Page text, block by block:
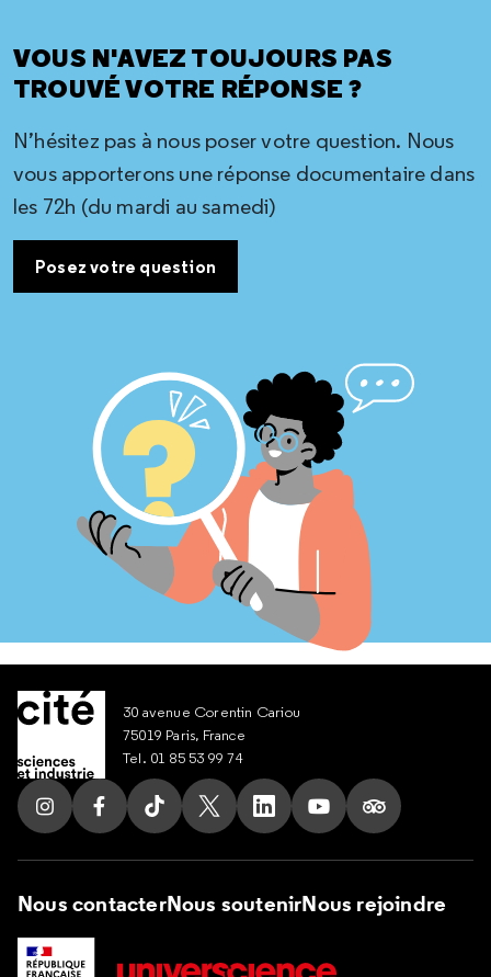
VOUS N'AVEZ TOUJOURS PAS
TROUVÉ VOTRE RÉPONSE ?
N’hésitez pas à nous poser votre question. Nous
vous apporterons une réponse documentaire dans
les 72h (du mardi au samedi)
Posez votre question
30 avenue Corentin Cariou
75019 Paris, France
Tel. 01 85 53 99 74
Suivez nous sur Instagram
Suivez nous sur Facebook
Suivez nous sur Tik Tok
Suivez nous sur X
Suivez nous sur LinkedIn
Suivez nous sur
Suivez nous
Nous contacterNous soutenirNous rejoindre